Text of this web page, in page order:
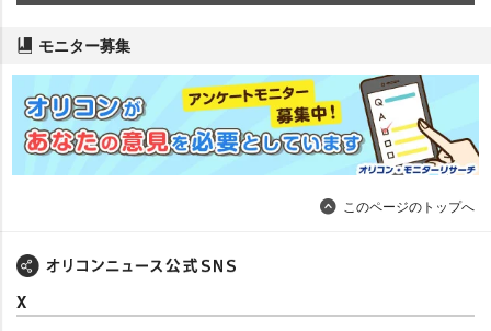
モニター募集
このページのトップへ
X